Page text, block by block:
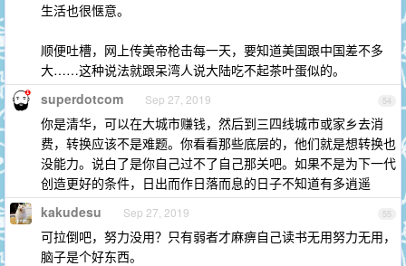
生活也很惬意。
顺便吐槽，网上传美帝枪击每一天，要知道美国跟中国差不多
大……这种说法就跟呆湾人说大陆吃不起茶叶蛋似的。
54
superdotcom Sep 27, 2019
你是清华，可以在大城市赚钱，然后到三四线城市或家乡去消
费，转换应该不是难题。你看看那些底层的，他们就是想转换也
没能力。说白了是你自己过不了自己那关吧。如果不是为下一代
创造更好的条件，日出而作日落而息的日子不知道有多逍遥
55
kakudesu Sep 27, 2019
可拉倒吧，努力没用？只有弱者才麻痹自己读书无用努力无用，
脑子是个好东西。